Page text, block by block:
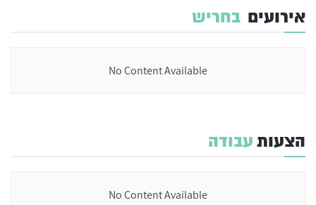
אירועים בחריש
No Content Available
הצעותעבודה
No Content Available